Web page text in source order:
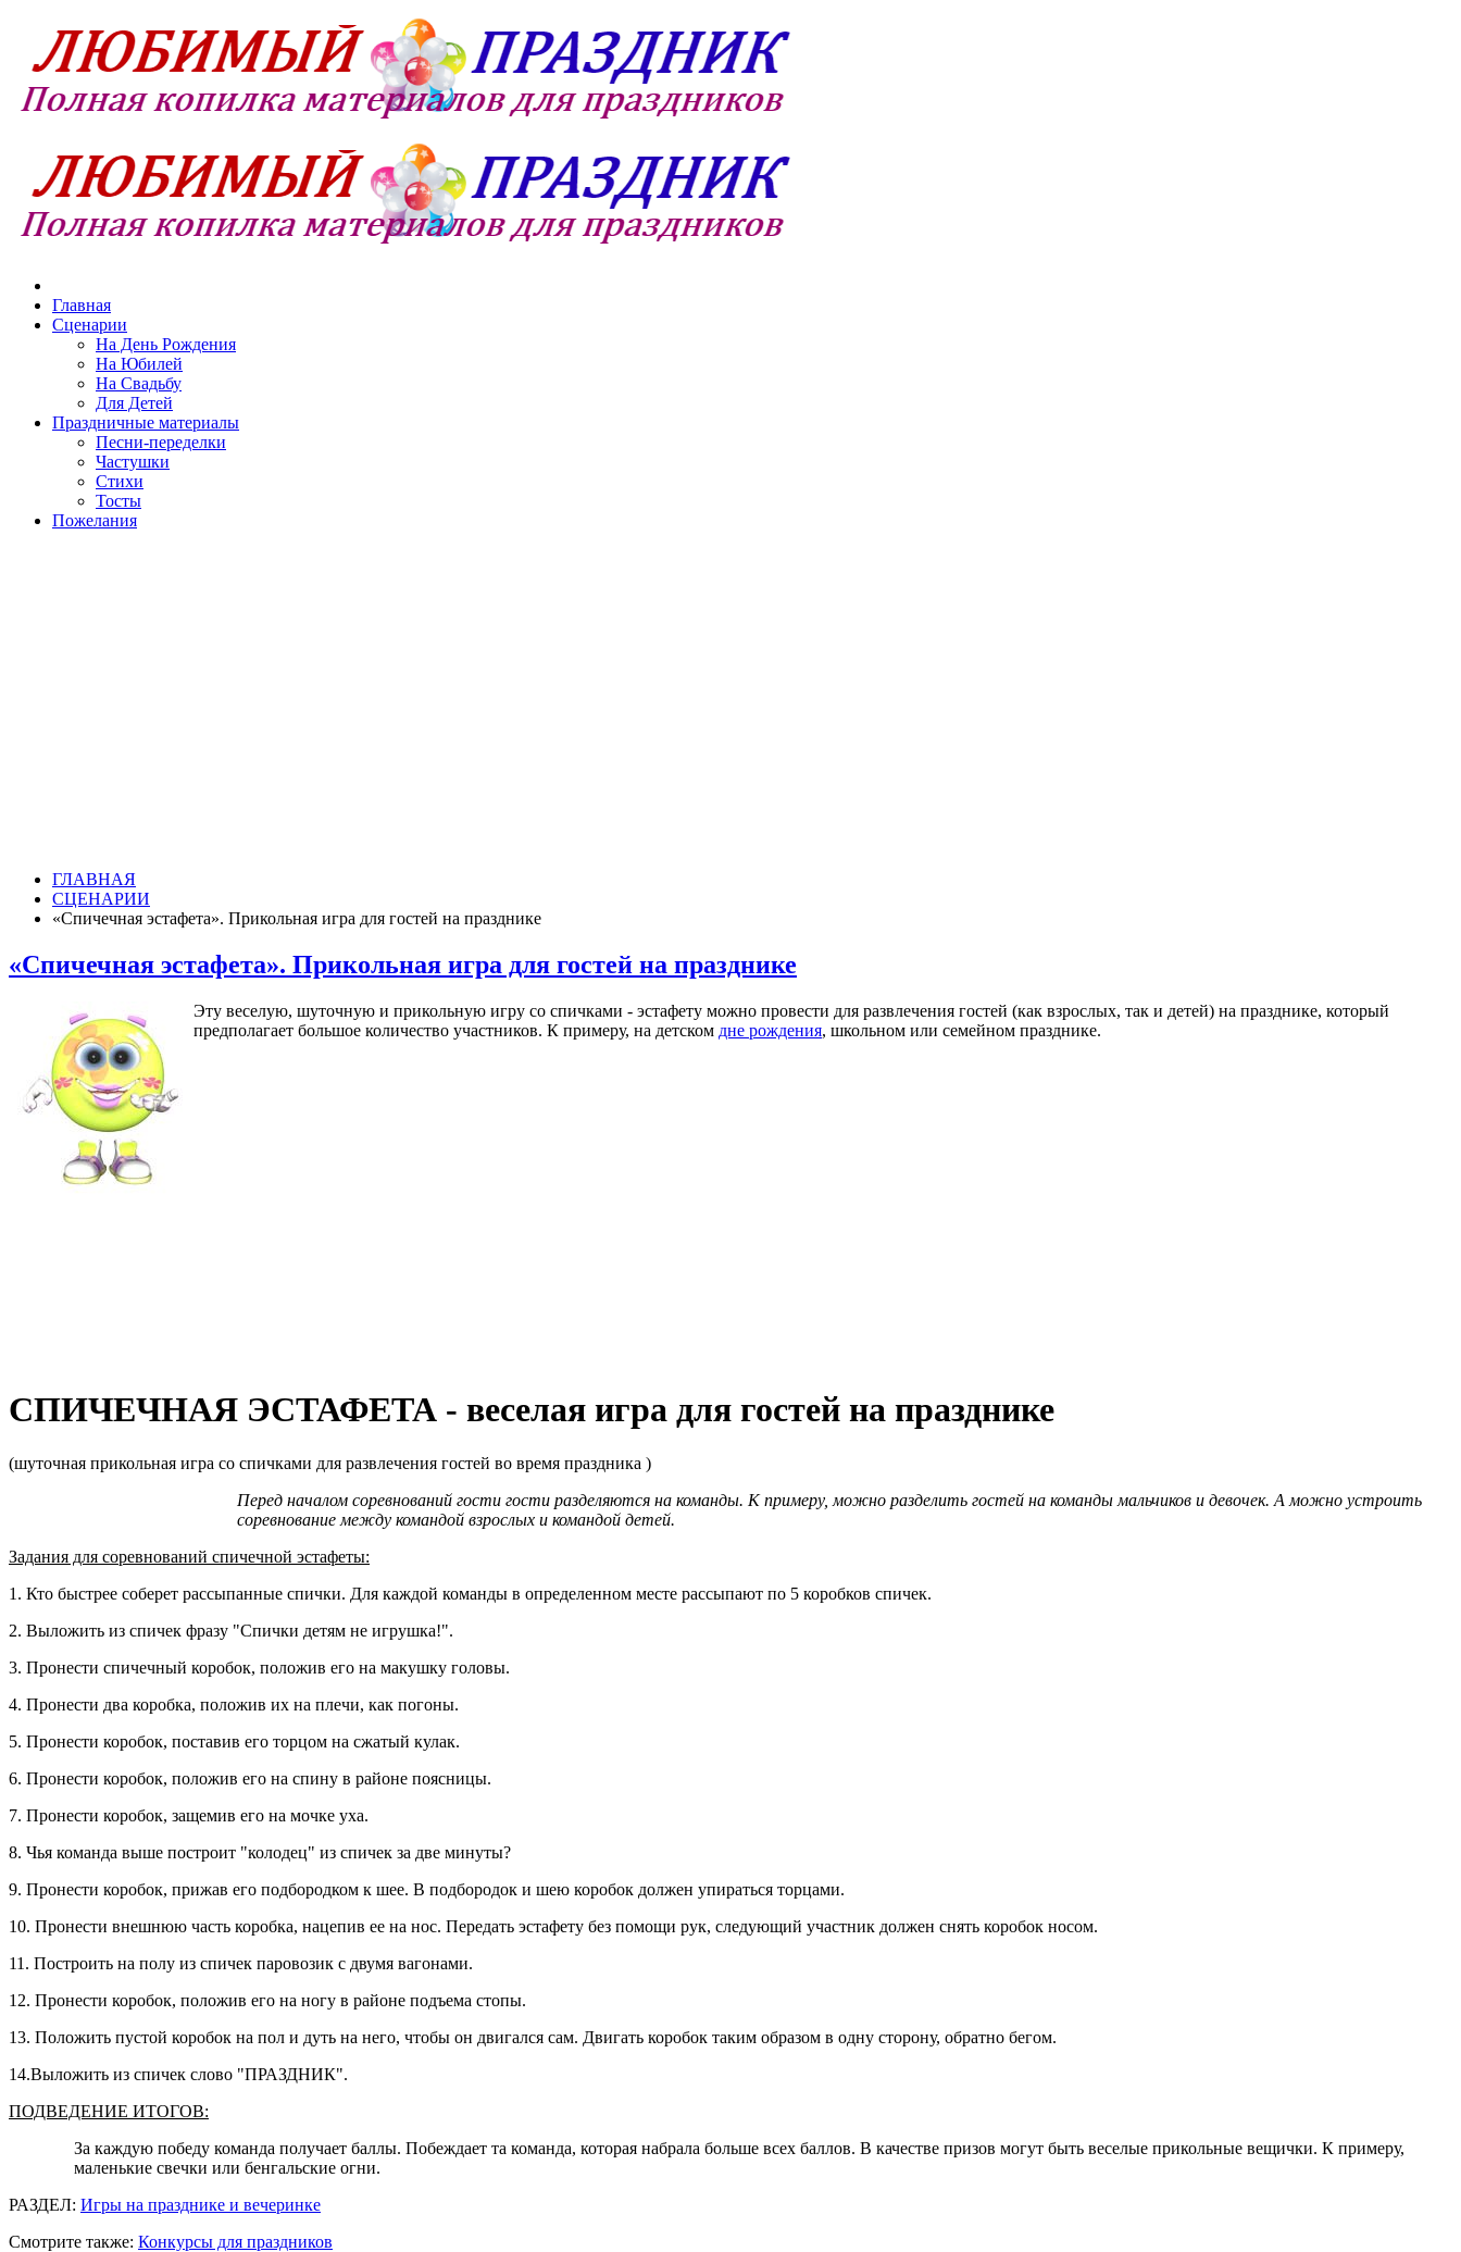
Главная
Сценарии
На День Рождения
На Юбилей
На Свадьбу
Для Детей
Праздничные материалы
Песни-переделки
Частушки
Стихи
Тосты
Пожелания
ГЛАВНАЯ
СЦЕНАРИИ
«Спичечная эстафета». Прикольная игра для гостей на празднике
«Спичечная эстафета». Прикольная игра для гостей на празднике
Эту веселую, шуточную и прикольную игру со спичками - эстафету можно провести для развлечения гостей (как взрослых, так и детей) на празднике, который
предполагает большое количество участников. К примеру, на детском дне рождения, школьном или семейном празднике.
СПИЧЕЧНАЯ ЭСТАФЕТА - веселая игра для гостей на празднике
(шуточная прикольная игра со спичками для развлечения гостей во время праздника )
Перед началом соревнований гости гости разделяются на команды. К примеру, можно разделить гостей на команды мальчиков и девочек. А можно устроить
соревнование между командой взрослых и командой детей.
Задания для соревнований спичечной эстафеты:
1. Кто быстрее соберет рассыпанные спички. Для каждой команды в определенном месте рассыпают по 5 коробков спичек.
2. Выложить из спичек фразу "Спички детям не игрушка!".
3. Пронести спичечный коробок, положив его на макушку головы.
4. Пронести два коробка, положив их на плечи, как погоны.
5. Пронести коробок, поставив его торцом на сжатый кулак.
6. Пронести коробок, положив его на спину в районе поясницы.
7. Пронести коробок, защемив его на мочке уха.
8. Чья команда выше построит "колодец" из спичек за две минуты?
9. Пронести коробок, прижав его подбородком к шее. В подбородок и шею коробок должен упираться торцами.
10. Пронести внешнюю часть коробка, нацепив ее на нос. Передать эстафету без помощи рук, следующий участник должен снять коробок носом.
11. Построить на полу из спичек паровозик с двумя вагонами.
12. Пронести коробок, положив его на ногу в районе подъема стопы.
13. Положить пустой коробок на пол и дуть на него, чтобы он двигался сам. Двигать коробок таким образом в одну сторону, обратно бегом.
14.Выложить из спичек слово "ПРАЗДНИК".
ПОДВЕДЕНИЕ ИТОГОВ:
За каждую победу команда получает баллы. Побеждает та команда, которая набрала больше всех баллов. В качестве призов могут быть веселые прикольные вещички. К примеру,
маленькие свечки или бенгальские огни.
РАЗДЕЛ: Игры на празднике и вечеринке
Смотрите также: Конкурсы для праздников